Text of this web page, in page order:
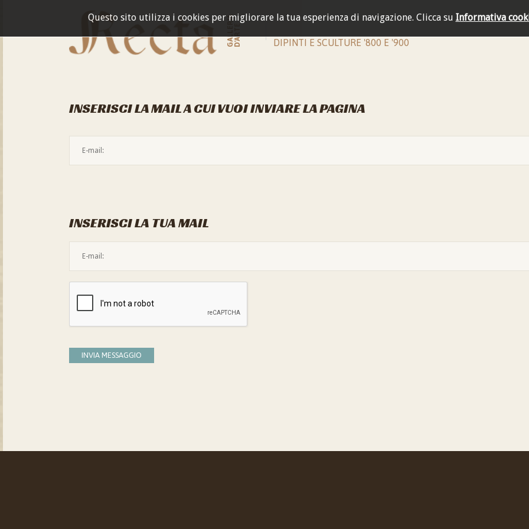
Questo sito utilizza i cookies per migliorare la tua esperienza di navigazione. Clicca su Informativa
GALLERIAD'ARTE DIPINTI E SCULTURE '800 E '900
INSERISCI LA MAIL A CUI VUOI INVIARE LA PAGINA
INSERISCI LA TUA MAIL
INVIA MESSAGGIO